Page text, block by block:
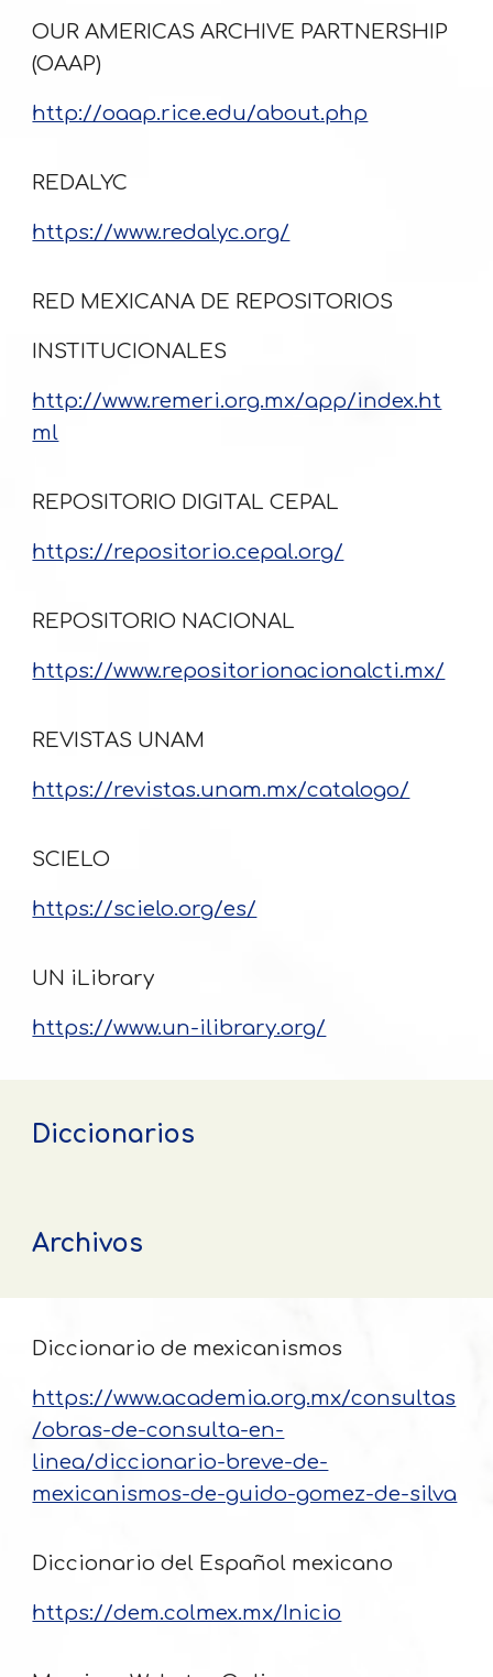
OUR AMERICAS ARCHIVE PARTNERSHIP
(OAAP)
http://oaap.rice.edu/about.php
REDALYC
https://www.redalyc.org/
RED MEXICANA DE REPOSITORIOS
INSTITUCIONALES
http://www.remeri.org.mx/app/index.ht
ml
REPOSITORIO DIGITAL CEPAL
https://repositorio.cepal.org/
REPOSITORIO NACIONAL
https://www.repositorionacionalcti.mx/
REVISTAS UNAM
https://revistas.unam.mx/catalogo/
SCIELO
https://scielo.org/es/
UN iLibrary
https://www.un-ilibrary.org/
Diccionarios
Archivos
Diccionario de mexicanismos
https://www.academia.org.mx/consultas
/obras-de-consulta-en-
linea/diccionario-breve-de-
mexicanismos-de-guido-gomez-de-silva
Diccionario del Español mexicano
https://dem.colmex.mx/Inicio